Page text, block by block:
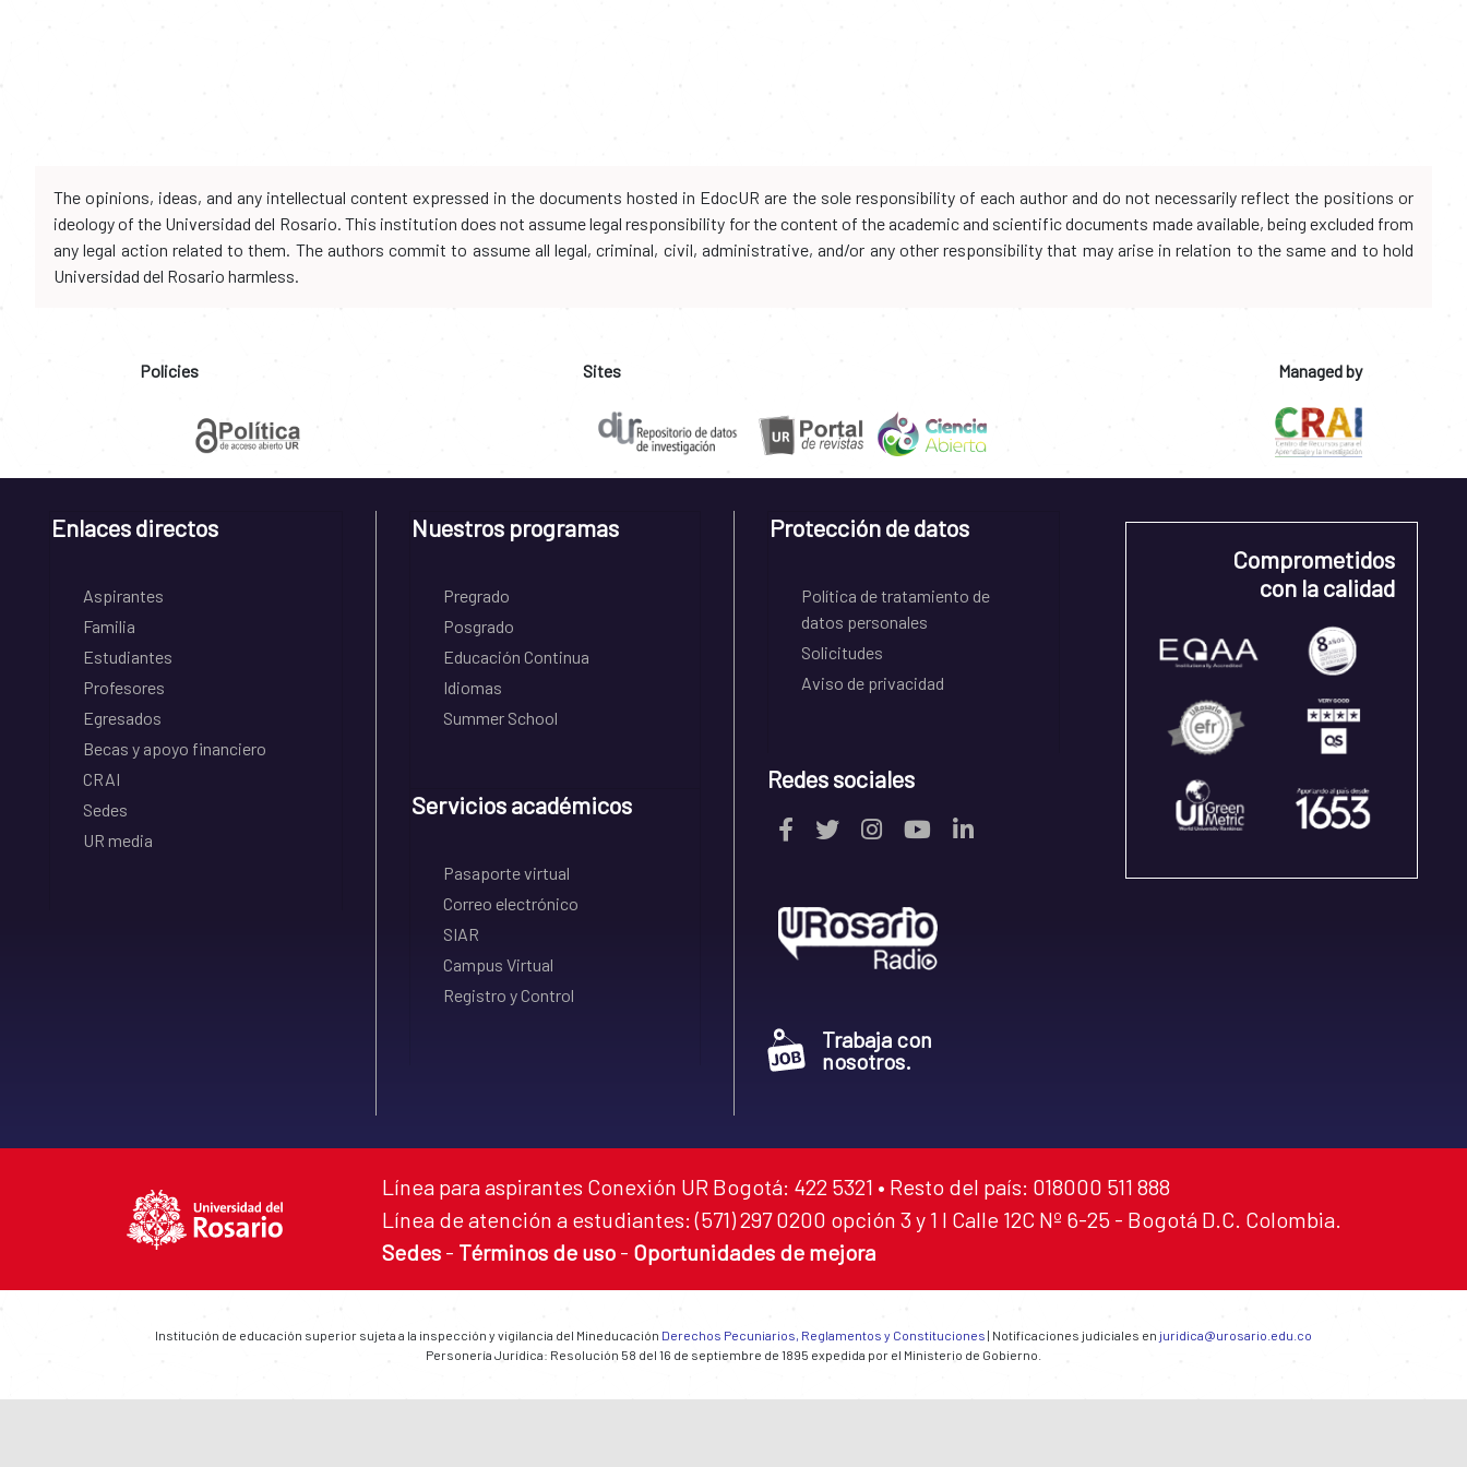
The opinions, ideas, and any intellectual content expressed in the documents hosted in EdocUR are the sole responsibility of each author and do not necessarily reflect the positions or
ideology of the Universidad del Rosario. This institution does not assume legal responsibility for the content of the academic and scientific documents made available, being excluded from
any legal action related to them. The authors commit to assume all legal, criminal, civil, administrative, and/or any other responsibility that may arise in relation to the same and to hold
Universidad del Rosario harmless.
Policies Sites Managed by
Enlaces directos
Aspirantes
Familia
Estudiantes
Profesores
Egresados
Becas y apoyo financiero
CRAI
Sedes
UR media
Nuestros programas
Pregrado
Posgrado
Educación Continua
Idiomas
Summer School
Servicios académicos
Pasaporte virtual
Correo electrónico
SIAR
Campus Virtual
Registro y Control
Protección de datos
Política de tratamiento de
datos personales
Solicitudes
Aviso de privacidad
Redes sociales
Trabaja con
nosotros.
Comprometidos
con la calidad
Línea para aspirantes Conexión UR Bogotá: 422 5321 • Resto del país: 018000 511 888
Línea de atención a estudiantes: (571) 297 0200 opción 3 y 1 I Calle 12C Nº 6-25 - Bogotá D.C. Colombia.
Sedes - Términos de uso - Oportunidades de mejora
Institución de educación superior sujeta a la inspección y vigilancia del Mineducación Derechos Pecuniarios, Reglamentos y Constituciones | Notificaciones judiciales en juridica@urosario.edu.co
Personería Jurídica: Resolución 58 del 16 de septiembre de 1895 expedida por el Ministerio de Gobierno.